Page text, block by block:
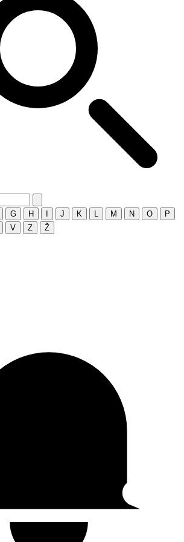
G H J K M N O
P
V Z Ž